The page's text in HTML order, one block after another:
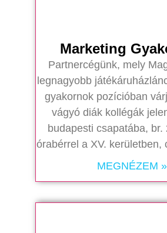
Marketing
Partnercégünk, mely
legnagyobb
gyakornok pozícióban
vágyó diák kollégák
budapesti csapatába, br.
órabérrel a XV. kerületben,
MEGNÉZEM »